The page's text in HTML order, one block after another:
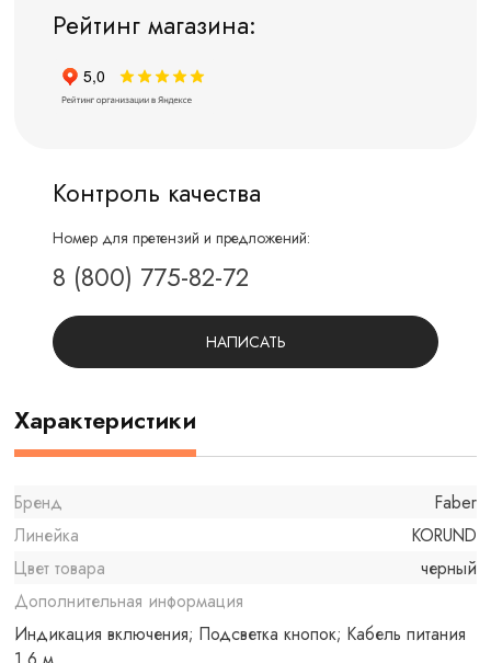
Рейтинг магазина:
Контроль качества
Номер для претензий и предложений:
8 (800) 775-82-72
НАПИСАТЬ
Характеристики
Бренд
Faber
Линейка
KORUND
Цвет товара
черный
Дополнительная информация
Индикация включения; Подсветка кнопок; Кабель питания